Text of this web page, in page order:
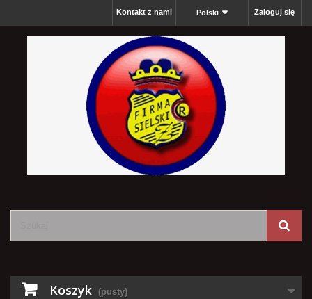
Zaloguj się
Polski
Kontakt z nami
Koszyk (pusty)